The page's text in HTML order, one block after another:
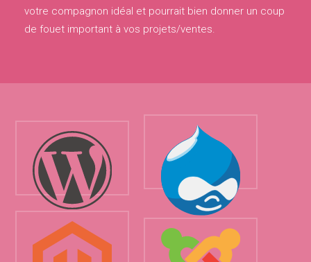
votre compagnon idéal et pourrait bien donner un coup
de fouet important à vos projets/ventes.